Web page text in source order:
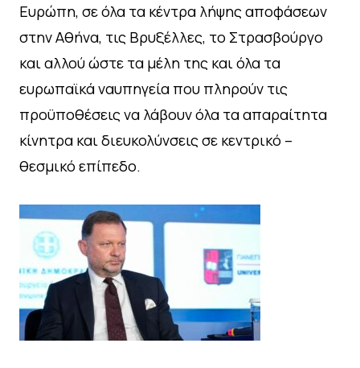
Ευρώπη, σε όλα τα κέντρα λήψης αποφάσεων
στην Αθήνα, τις Βρυξέλλες, το Στρασβούργο
και αλλού ώστε τα μέλη της και όλα τα
ευρωπαϊκά ναυπηγεία που πληρούν τις
προϋποθέσεις να λάβουν όλα τα απαραίτητα
κίνητρα και διευκολύνσεις σε κεντρικό –
θεσμικό επίπεδο.